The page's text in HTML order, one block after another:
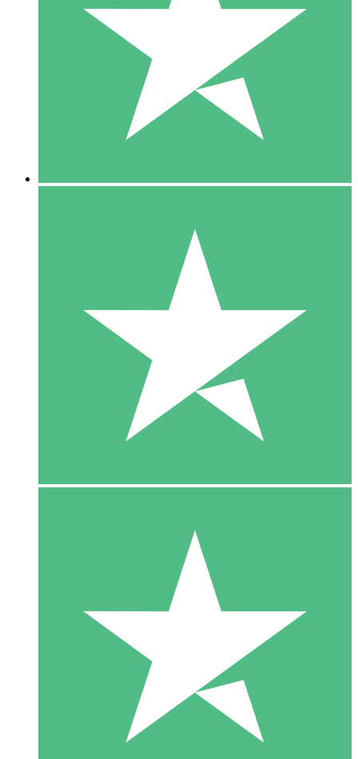
Payez à l'utilisation avec des crédits de téléchargement. Sans
1 Téléchargement
10 00
10 Téléchargements
20 00